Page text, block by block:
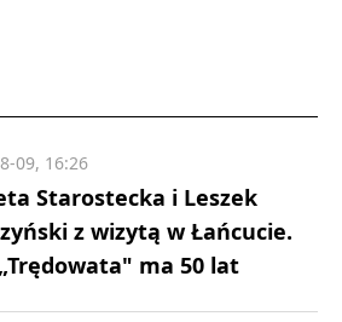
Starostecka i Leszek
z wizytą w Łańcucie.
ma 50 lat
09, 16:26